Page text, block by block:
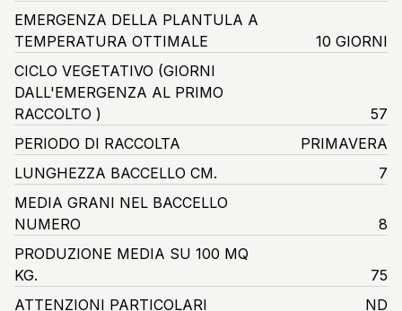
EMERGENZA DELLA PLANTULA A
TEMPERATURA OTTIMALE
10 GIORNI
CICLO VEGETATIVO (GIORNI
DALL'EMERGENZA AL PRIMO
RACCOLTO )
57
PERIODO DI RACCOLTA
PRIMAVERA
LUNGHEZZA BACCELLO CM.
7
MEDIA GRANI NEL BACCELLO
NUMERO
8
PRODUZIONE MEDIA SU 100 MQ
KG.
75
ATTENZIONI PARTICOLARI
ND